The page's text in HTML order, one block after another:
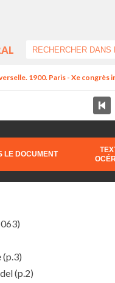
1900. Paris - Xe
LE DOCUMENT
(p.3)
(p.2)